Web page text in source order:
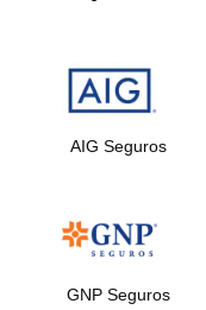
AIG Seguros
GNP Seguros